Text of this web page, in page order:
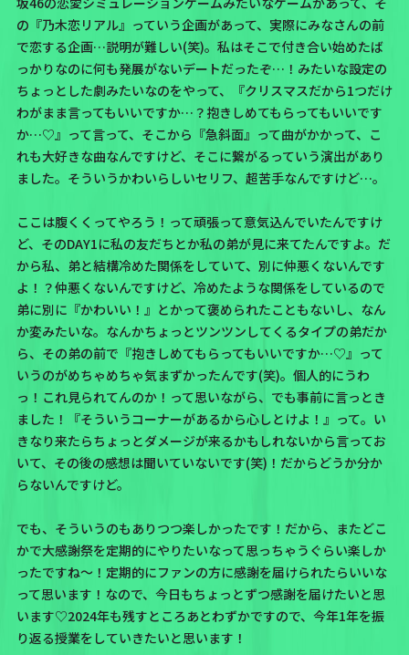
の『乃木恋リアル』っていう企画があって、実際にみなさんの前
で恋する企画…説明が難しい(笑)。私はそこで付き合い始めたば
っかりなのに何も発展がないデートだったぞ…！みたいな設定の
ちょっとした劇みたいなのをやって、
『クリスマスだから1つだけ
わがまま言ってもいいですか…？抱きしめてもらってもいいです
か…♡』 って言って、そこから 『急斜面』 って曲がかかって、こ
れも大好きな曲なんですけど、そこに繋がるっていう演出があり
ました。そういうかわいらしいセリフ、超苦手なんですけど…。
ここは腹くくってやろう！って頑張って意気込んでいたんですけ
ど、 そのDAY1に私の友だちとか私の弟が見に来てたんですよ。 だ
から私、弟と結構冷めた関係をしていて、別に仲悪くないんです
よ！？仲悪くないんですけど、冷めたような関係をしているので
弟に別に『かわいい！』とかって褒められたこともないし、なん
か変みたいな。なんかちょっとツンツンしてくるタイプの弟だか
ら、その弟の前で『抱きしめてもらってもいいですか…♡』って
いうのがめちゃめちゃ気まずかったんです(笑)。個人的にうわ
っ！これ見られてんのか！ って思いながら、でも事前に言っとき
ました！『そういうコーナーがあるから心しとけよ！』って。い
きなり来たらちょっとダメージが来るかもしれないから言ってお
いて、 その後の感想は聞いていないです(笑)！だからどうか分か
らないんですけど。
でも、そういうのもありつつ楽しかったです！だから、またどこ
かで大感謝祭を定期的にやりたいなって思っちゃうぐらい楽しか
ったですね〜！定期的にファンの方に感謝を届けられたらいいな
って思います！なので、今日もちょっとずつ感謝を届けたいと思
います♡2024年も残すところあとわずかですので、今年1年を振
り返る授業をしていきたいと思います！